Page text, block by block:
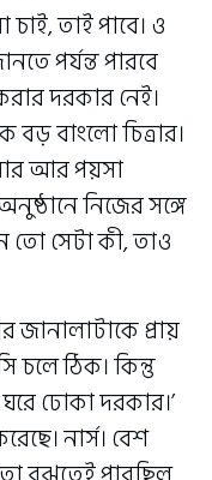
তাই পাবে। ও
পর্যন্ত পারবে
দরকার নেই।
বাংলো চিত্রার।
আর পয়সা
নিজের সঙ্গে
তো সেটা কী, তাও
প্রায়
চলে ঠিক। কিন্তু
ঢোকা দরকার।’
নার্স। বেশ